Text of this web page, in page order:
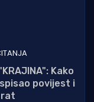
Kako
povijest i
rat